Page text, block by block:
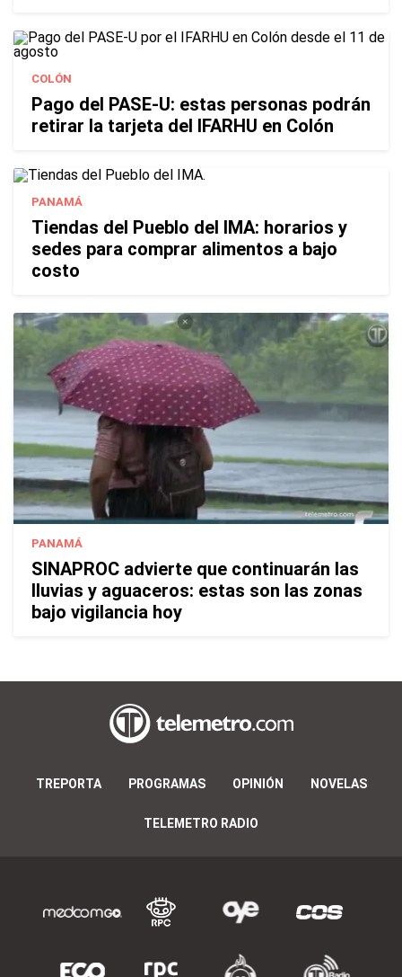
COLÓN
Pago del PASE-U: estas personas podrán
retirar la tarjeta del IFARHU en Colón
PANAMÁ
Tiendas del Pueblo del IMA: horarios y
sedes para comprar alimentos a bajo
costo
PANAMÁ
SINAPROC advierte que continuarán las
lluvias y aguaceros: estas son las zonas
bajo vigilancia hoy
TREPORTA PROGRAMAS OPINIÓN NOVELAS
TELEMETRO RADIO